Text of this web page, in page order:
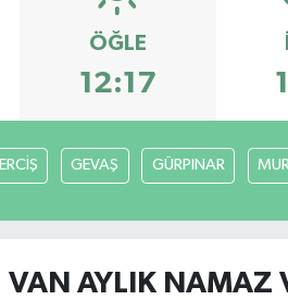
ÖĞLE
12:17
ERCİŞ GEVAŞ GÜRPINAR
VAN AYLIK NAMAZ